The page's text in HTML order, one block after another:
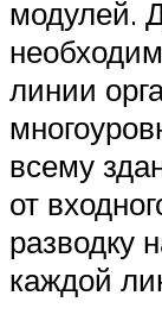
модулей.
линии
всему
от
разводку
каждой